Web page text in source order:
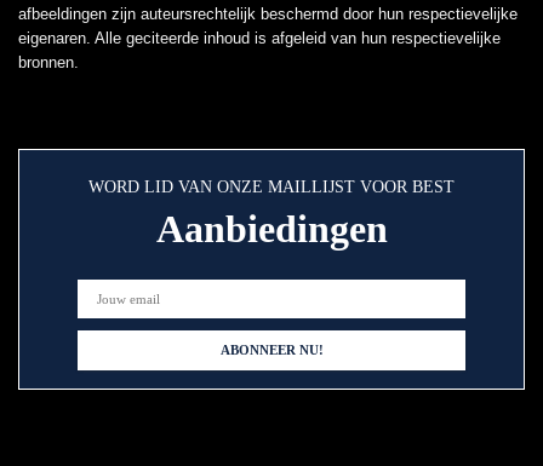
afbeeldingen zijn auteursrechtelijk beschermd door hun respectievelijke
eigenaren. Alle geciteerde inhoud is afgeleid van hun respectievelijke
bronnen.
WORD LID VAN ONZE MAILLIJST VOOR BEST
Aanbiedingen